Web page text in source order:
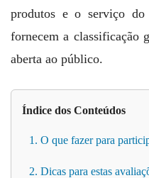
produtos e o serviço do
fornecem a classificação
aberta ao público.
Índice dos Conteúdos
1. O que fazer para
2. Dicas para estas